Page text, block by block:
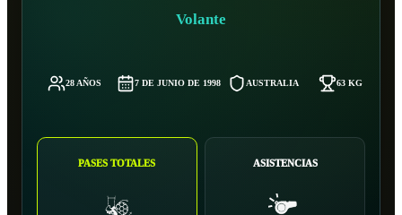
Volante
28 AÑOS 7 DE JUNIO DE 1998 AUSTRALIA 63 KG
PASES TOTALES ASISTENCIAS